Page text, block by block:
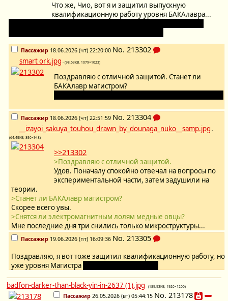
Что же, Чио, вот я и защитил выпускную
квалификационную работу уровня БАКАлавра...
Пассажир 18.06.2026 (чт) 22:20:00 No. 213302
smart ork.jpg - (98.63KB, 1079×1023)
Поздравляю с отличной защитой. Станет ли
БАКАлавр магистром?
Пассажир 18.06.2026 (чт) 22:51:59 No. 213304
__izayoi_sakuya_touhou_drawn_by_dounaga_nuko__samp.jpg -
(64.45KB, 850×948)
>>213302
>Поздравляю с отличной защитой.
Удов. Поначалу спокойно отвечал на вопросы по
экспериментальной части, затем задушили на
теории.
>Станет ли БАКАлавр магистром?
Скорее всего увы.
>Снятся ли электромагнитным лолям медные овцы?
Мне последние дня три снились только микроструктуры...
Пассажир 19.06.2026 (пт) 16:09:36 No. 213305
Поздравляю, я вот тоже защитил квалификационную работу, но
уже уровня Магистра
badfon-darker-than-black-yin-in-2637 (1).jpg - (189.93KB, 1920×1200)
Пассажир 26.05.2026 (вт) 05:44:15 No. 213178